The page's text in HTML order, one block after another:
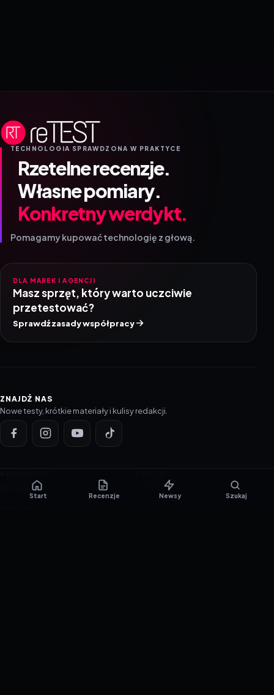
TECHNOLOGIA SPRAWDZONA W PRAKTYCE
Rzetelne recenzje.
Własne pomiary.
Konkretny werdykt.
Pomagamy kupować technologię z głową.
DLA MAREK I AGENCJI
Masz sprzęt, który warto uczciwie
przetestować?
Sprawdź zasady współpracy
ZNAJDŹ NAS
Nowe testy, krótkie materiały i kulisy redakcji.
NOWINKI Informacje o ciasteczkach
Start Recenzje Newsy Szukaj